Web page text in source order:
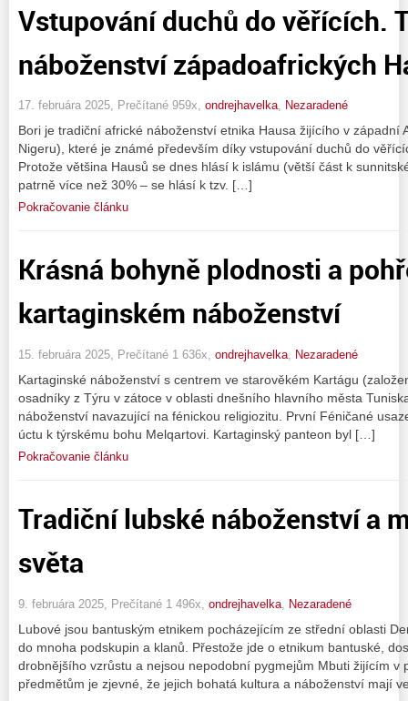
Vstupování duchů do věřících.
náboženství západoafrických
17. februára 2025, Prečítané 959x, ondrejhavelka, Nezaradené
Bori je tradiční africké náboženství etnika Hausa žijícího v západní
Nigeru), které je známé především díky vstupování duchů do
Protože většina Hausů se dnes hlásí k islámu (větší část k
patrně více než 30% – se hlásí k tzv. […]
Pokračovanie článku
Krásná bohyně plodnosti a
kartaginském náboženství
15. februára 2025, Prečítané 1 636x, ondrejhavelka Nezaradené
Kartaginské náboženství s centrem ve starověkém Kartágu
osadníky z Týru v zátoce v oblasti dnešního hlavního města
náboženství navazující na fénickou religiozitu. První Féničané
úctu k týrskému bohu Melqartovi. Kartaginský panteon byl […]
Pokračovanie článku
Tradiční lubské náboženství a
světa
9. februára 2025, Prečítané 1 496x, ondrejhavelka Nezaradené
Lubové jsou bantuským etnikem pocházejícím ze střední oblasti
do mnoha podskupin a klanů. Přestože jde o etnikum bantuské,
drobnějšího vzrůstu a nejsou nepodobní pygmejům Mbuti žijícím v
předmětům je zjevné, že jejich bohatá kultura a náboženství mají